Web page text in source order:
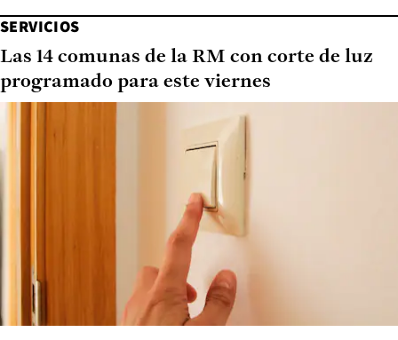
SERVICIOS
Las 14 comunas de la RM con corte de luz
programado para este viernes